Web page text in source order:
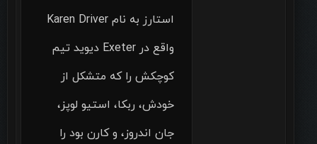
استارز به نام Karen Driver
واقع در Exeter دیوید تیم
کوچکش را که متشکل از
خودش، ربکا، استیو لوپز،
جان اندروز، و کارن بود را